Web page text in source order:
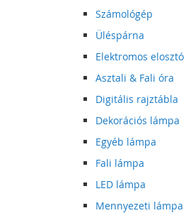
Számológép
Üléspárna
Elektromos elosztó
Asztali & Fali óra
Digitális rajztábla
Dekorációs lámpa
Egyéb lámpa
Fali lámpa
LED lámpa
Mennyezeti lámpa